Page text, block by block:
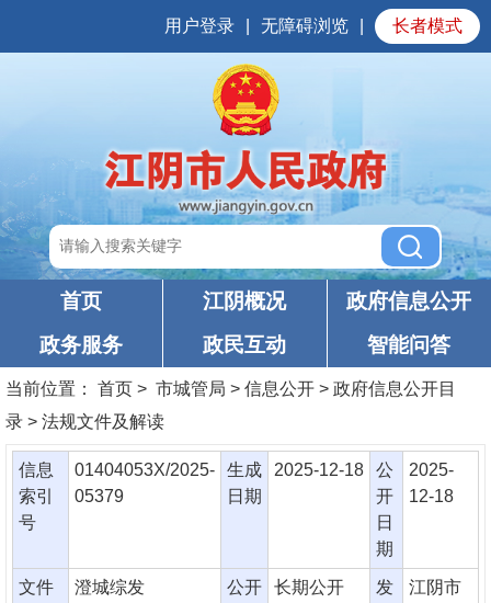
用户登录 无障碍浏览 长者模式
首页 江阴概况
政府信息公开
政务服务
政民互动 智能问答
当前位置： 首页 > 市城管局 > 信息公开 > 政府信息公开目
录 > 法规文件及解读
信息
索引
号
01404053X/2025-
05379
生成
日期
2025-12-18
公
开
日
期
2025-
12-18
文件
澄城综发
公开
长期公开
发
江阴市